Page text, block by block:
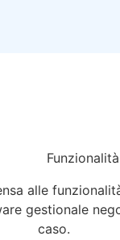
alle
gestionale
caso.